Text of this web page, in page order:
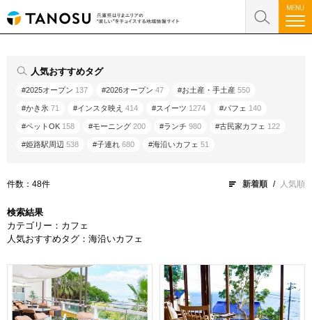
人気おすすめタグ
#2025オープン 137 #2026オープン47 #お土産・手土産550
#かき氷71 #インスタ映え414 #スイーツ 1274 #パフェ 140
#ペットOK 158 #モーニング200 #ランチ980 #古民家カフェ 122
#姫路駅周辺538 #子連れ680 #海沿いカフェ51
件数：48件 新着順 人気順
検索結果
カテゴリー：カフェ
人気おすすめタグ：海沿いカフェ